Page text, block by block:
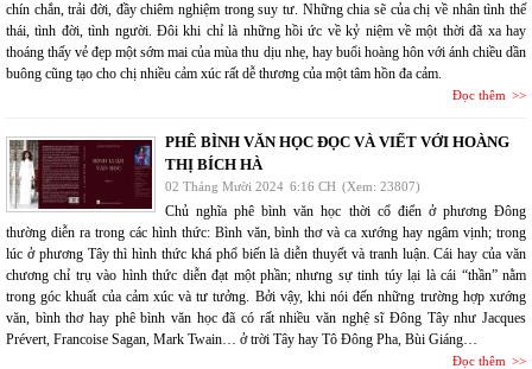
chín chắn, trải đời, đầy chiêm nghiệm trong suy tư. Những chia sẽ của chị về nhân tình thế
thái, tình đời, tình người. Đôi khi chỉ là những hồi ức về kỷ niệm về một thời đã xa hay
thoáng thấy vẻ đẹp một sớm mai của mùa thu dịu nhẹ, hay buổi hoàng hôn với ánh chiều dần
buông cũng tạo cho chị nhiều cảm xúc rất dễ thương của một tâm hồn đa cảm.
Đọc thêm
PHÊ BÌNH VĂN HỌC ĐỌC VÀ VIẾT VỚI HOÀNG
THỊ BÍCH HÀ
02 Tháng Mười 2024 6:16 CH (Xem: 23807)
Chủ nghĩa phê bình văn học thời cổ điển ở phương Đông
thường diễn ra trong các hình thức: Bình văn, bình thơ và ca xướng hay ngâm vịnh; trong
lúc ở phương Tây thì hình thức khá phổ biến là diễn thuyết và tranh luận. Cái hay của văn
chương chỉ trụ vào hình thức diễn đạt một phần; nhưng sự tinh túy lại là cái “thần” nằm
trong góc khuất của cảm xúc và tư tưởng. Bởi vậy, khi nói đến những trường hợp xướng
văn, bình thơ hay phê bình văn học đã có rất nhiều văn nghệ sĩ Đông Tây như Jacques
Prévert, Francoise Sagan, Mark Twain… ở trời Tây hay Tô Đông Pha, Bùi Giáng…
Đọc thêm